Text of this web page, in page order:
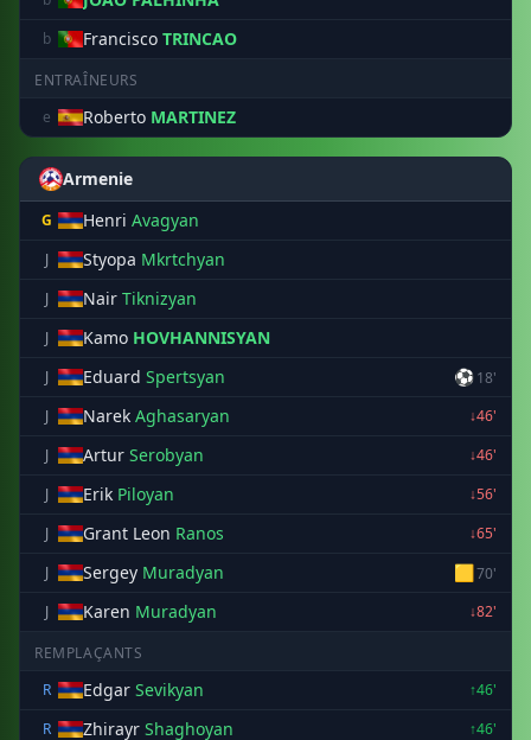
b Francisco TRINCAO
ENTRAÎNEURS
e
Roberto MARTINEZ
Armenie
G Henri Avagyan
J Styopa Mkrtchyan
J Nair Tiknizyan
J Kamo HOVHANNISYAN
J Eduard Spertsyan ⚽ 18'
J
Narek Aghasaryan
↓46'
J
Artur Serobyan
↓46'
J
Erik Piloyan
↓56'
J
Grant Leon Ranos
↓65'
J
Sergey Muradyan 🟨70'
J
Karen Muradyan ↓82'
REMPLAÇANTS
R
Edgar Sevikyan
↑46'
R
Zhirayr Shaghoyan
↑46'